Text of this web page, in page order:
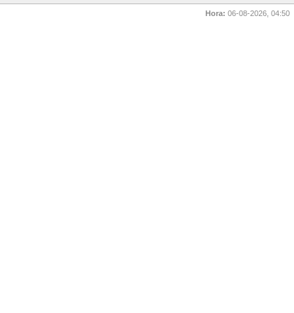
Hora: 06-08-2026, 04:50